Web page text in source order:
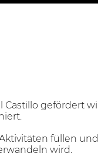
Castillo gefördert
füllen
wird.